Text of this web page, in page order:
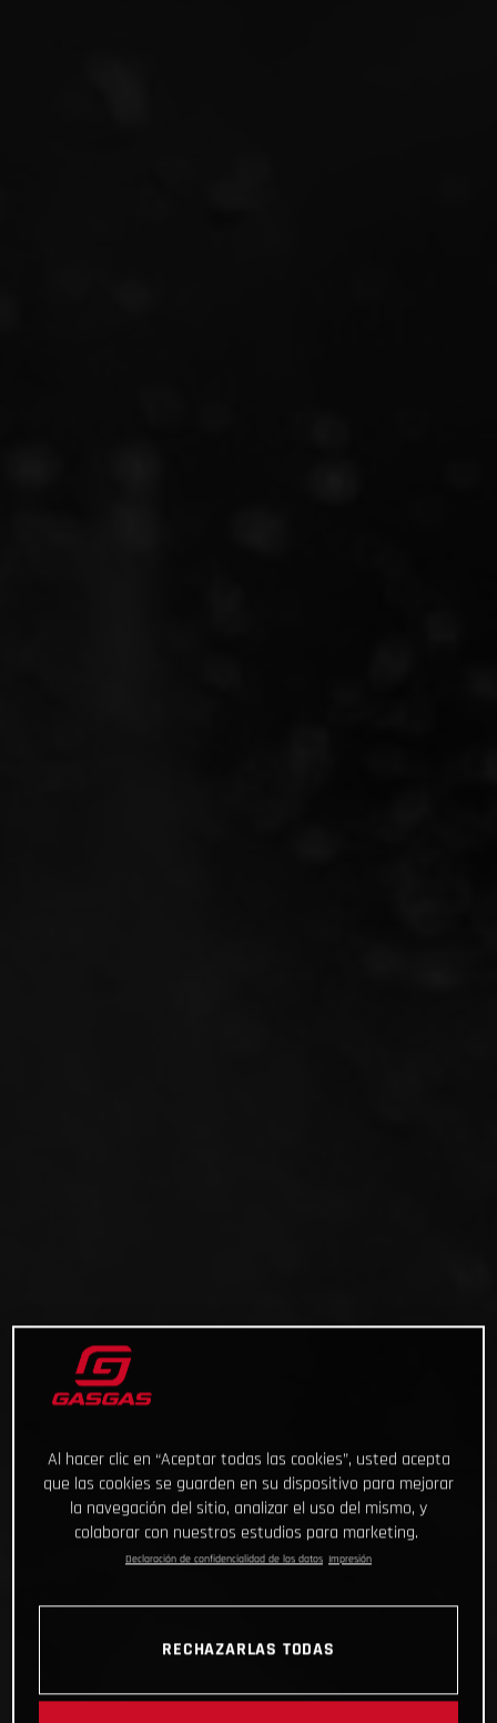
Al hacer clic en “Aceptar todas las cookies”, usted acepta
que las cookies se guarden en su dispositivo para mejorar
la navegación del sitio, analizar el uso del mismo, y
colaborar con nuestros estudios para marketing.
Declaración de confidencialidad de los datos Impresión
RECHAZARLAS TODAS